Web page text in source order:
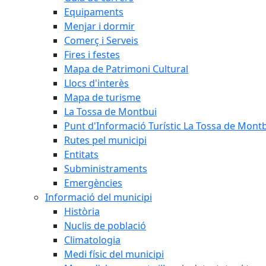
Equipaments
Menjar i dormir
Comerç i Serveis
Fires i festes
Mapa de Patrimoni Cultural
Llocs d'interès
Mapa de turisme
La Tossa de Montbui
Punt d'Informació Turístic La Tossa de
Rutes pel municipi
Entitats
Subministraments
Emergències
Informació del municipi
Història
Nuclis de població
Climatologia
Medi físic del municipi